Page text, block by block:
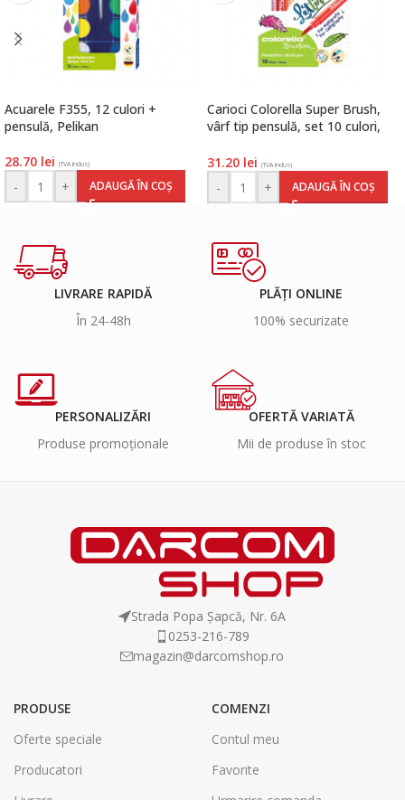
Acuarele F355, 12 culori +
pensulă, Pelikan
28.70 lei (TVA inclus)
- + ADAUGĂ ÎN COȘ
Carioci Colorella Super Brush,
vârf tip pensulă, set 10 culori,
31.20 lei (TVA inclus)
- + ADAUGĂ ÎN COȘ
LIVRARE RAPIDĂ
În 24-48h
PLĂȚI ONLINE
100% securizate
PERSONALIZĂRI
Produse promoționale
OFERTĂ VARIATĂ
Mii de produse în stoc
Strada Popa Șapcă, Nr. 6A
0253-216-789
magazin@darcomshop.ro
PRODUSE
Oferte speciale
Producatori
COMENZI
Contul meu
Favorite